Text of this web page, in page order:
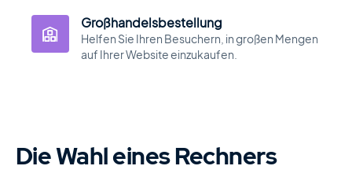
Großhandelsbestellung
Helfen Sie Ihren Besuchern, in großen Mengen
auf Ihrer Website einzukaufen.
Die Wahl eines Rechners